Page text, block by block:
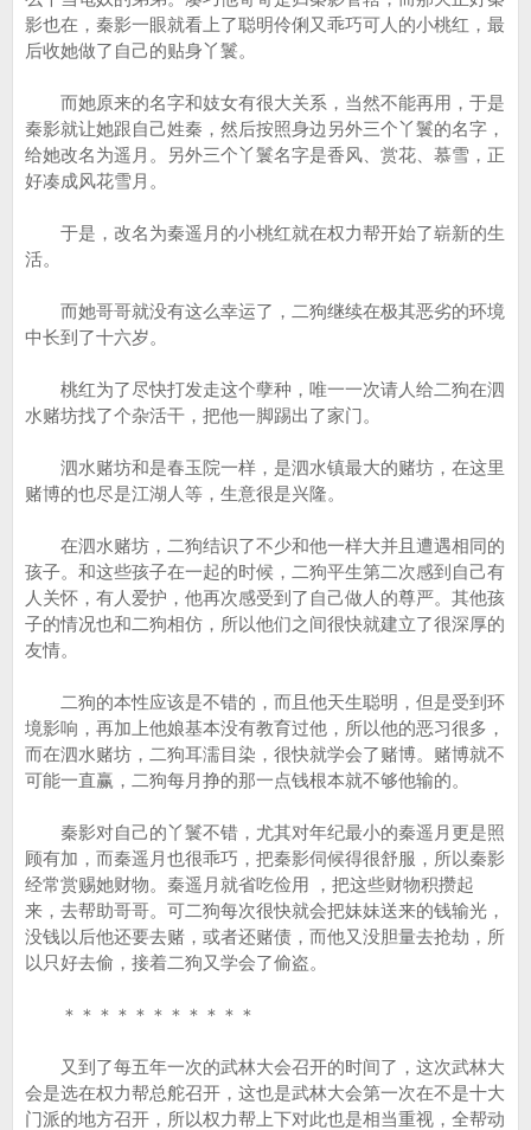
影也在，秦影一眼就看上了聪明伶俐又乖巧可人的小桃红，最
后收她做了自己的贴身丫鬟。
而她原来的名字和妓女有很大关系，当然不能再用，于是
秦影就让她跟自己姓秦，然后按照身边另外三个丫鬟的名字，
给她改名为遥月。另外三个丫鬟名字是香风、赏花、慕雪，正
好凑成风花雪月。
于是，改名为秦遥月的小桃红就在权力帮开始了崭新的生
活。
而她哥哥就没有这么幸运了，二狗继续在极其恶劣的环境
中长到了十六岁。
桃红为了尽快打发走这个孽种，唯一一次请人给二狗在泗
水赌坊找了个杂活干，把他一脚踢出了家门。
泗水赌坊和是春玉院一样，是泗水镇最大的赌坊，在这里
赌博的也尽是江湖人等，生意很是兴隆。
在泗水赌坊，二狗结识了不少和他一样大并且遭遇相同的
孩子。和这些孩子在一起的时候，二狗平生第二次感到自己有
人关怀，有人爱护，他再次感受到了自己做人的尊严。其他孩
子的情况也和二狗相仿，所以他们之间很快就建立了很深厚的
友情。
二狗的本性应该是不错的，而且他天生聪明，但是受到环
境影响，再加上他娘基本没有教育过他，所以他的恶习很多，
而在泗水赌坊，二狗耳濡目染，很快就学会了赌博。赌博就不
可能一直赢，二狗每月挣的那一点钱根本就不够他输的。
秦影对自己的丫鬟不错，尤其对年纪最小的秦遥月更是照
顾有加，而秦遥月也很乖巧，把秦影伺候得很舒服，所以秦影
经常赏赐她财物。秦遥月就省吃俭用 ，把这些财物积攒起
来，去帮助哥哥。可二狗每次很快就会把妹妹送来的钱输光，
没钱以后他还要去赌，或者还赌债，而他又没胆量去抢劫，所
以只好去偷，接着二狗又学会了偷盗。
＊＊＊＊＊＊＊＊＊＊＊
又到了每五年一次的武林大会召开的时间了，这次武林大
会是选在权力帮总舵召开，这也是武林大会第一次在不是十大
门派的地方召开，所以权力帮上下对此也是相当重视，全帮动